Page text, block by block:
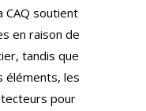
CAQ soutient
en raison de
tandis que
éléments, les
pour